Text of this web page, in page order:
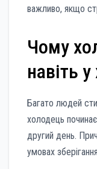
важливо, якщо
Чому
навіть
Багато людей
холодець
другий день.
умовах